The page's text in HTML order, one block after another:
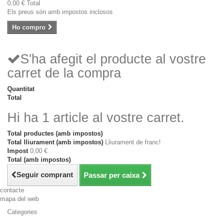
0,00 € Total
Els preus són amb impostos inclosos
Ho compro
S'ha afegit el producte al vostre
carret de la compra
Quantitat
Total
Hi ha 1 article al vostre carret.
Total productes (amb impostos)
Total lliurament (amb impostos) Lliurament de franc!
Impost 0,00 €
Total (amb impostos)
Seguir comprant Passar per caixa
contacte
mapa del web
Categories